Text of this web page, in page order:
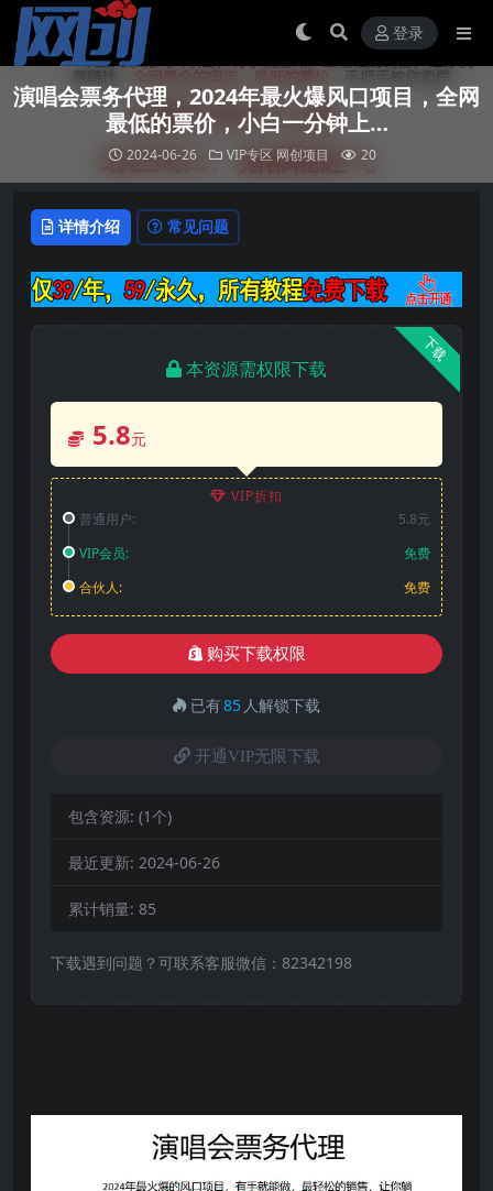
登录
演唱会票务代理，2024年最火爆风口项目，全网
最低的票价，小白一分钟上…
2024-06-26 VIP专区 网创项目 20
详情介绍 常见问题
下载
本资源需权限下载
5.8元
VIP折扣
普通用户:
5.8元
VIP会员:
免费
合伙人:
免费
购买下载权限
已有85 人解锁下载
开通VIP无限下载
包含资源: (1个)
最近更新: 2024-06-26
累计销量: 85
下载遇到问题？可联系客服微信：82342198